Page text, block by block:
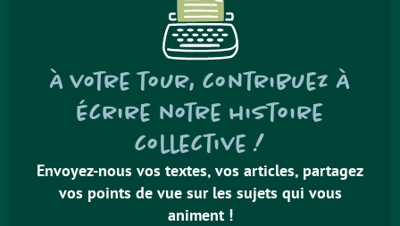
À votre tour, contribuez à
écrire notre histoire
collective !
Envoyez-nous vos textes, vos articles, partagez
vos points de vue sur les sujets qui vous
animent !